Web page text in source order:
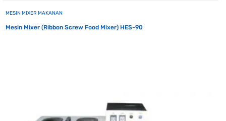
MESIN MIXER MAKANAN
Mesin Mixer (Ribbon Screw Food Mixer) HES-90